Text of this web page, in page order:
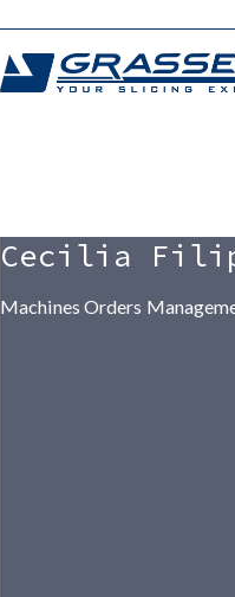
Cecilia
Machines Orders